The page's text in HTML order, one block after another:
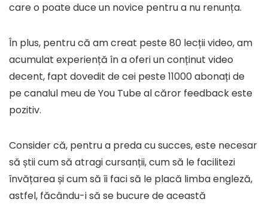
care o poate duce un novice pentru a nu renunța.
În plus, pentru că am creat peste 80 lecții video, am
acumulat experiență în a oferi un conținut video
decent, fapt dovedit de cei peste 11000 abonați de
pe canalul meu de You Tube al căror feedback este
pozitiv.
Consider că, pentru a preda cu succes, este necesar
să știi cum să atragi cursanții, cum să le facilitezi
învățarea și cum să îi faci să le placă limba engleză,
astfel, făcându-i să se bucure de această